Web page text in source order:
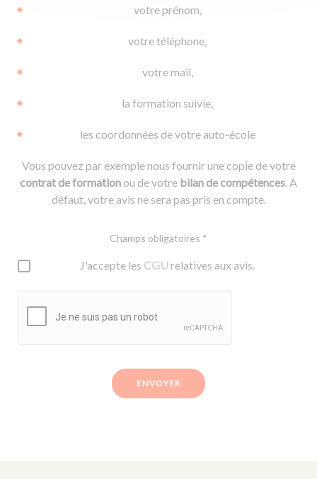
votre prénom,
votre téléphone,
votre mail,
la formation suivie,
les coordonnées de votre auto-école
Vous pouvez par exemple nous fournir une copie de votre
contrat de formationou de votre bilan de compétences. A
défaut, votre avis ne sera pas pris en compte.
Champs obligatoires *
J'accepte les CGUrelatives aux avis.
ENVOYER